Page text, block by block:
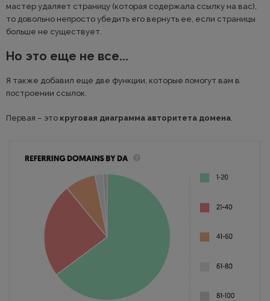
мастер удаляет страницу (которая содержала ссылку на вас),
то довольно непросто убедить его вернуть ее, если страницы
больше не существует.
Но это еще не все...
Я также добавил еще две функции, которые помогут вам в
построении ссылок.
Первая – это круговая диаграмма авторитета домена